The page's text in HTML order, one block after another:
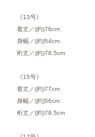
《13号》
着丈／(約)76cm
身幅／(約)54cm
裄丈／(約)78.5cm
《15号》
着丈／(約)77cm
身幅／(約)56cm
裄丈／(約)79.5cm